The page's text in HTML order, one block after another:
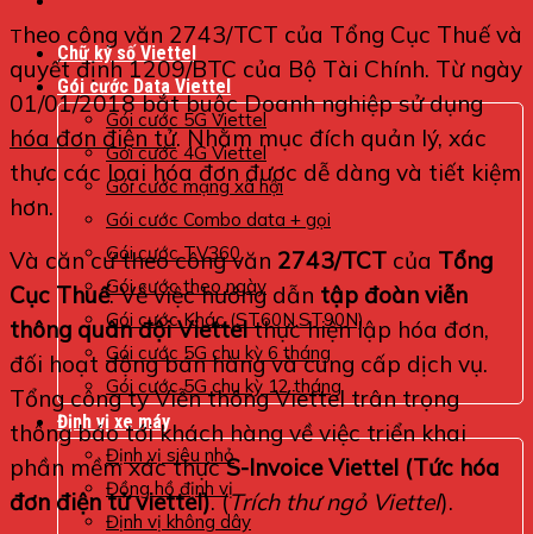
Chữ ký số Viettel
Gói cước Data Viettel
Gói cước 5G Viettel
Gói cước 4G Viettel
Gói cước mạng xã hội
Gói cước Combo data + gọi
Gói cước TV360
Gói cước theo ngày
Gói cước Khác (ST60N,ST90N)
Gói cước 5G chu kỳ 6 tháng
Gói cước 5G chu kỳ 12 tháng
Định vị xe máy
Định vị siêu nhỏ
Đồng hồ định vị
Định vị không dây
Theo công văn 2743/TCT của Tổng Cục Thuế và
quyết định 1209/BTC của Bộ Tài Chính. Từ ngày
01/01/2018 bắt buộc Doanh nghiệp sử dụng
hóa đơn điện tử. Nhằm mục đích quản lý, xác
thực các loại hóa đơn được dễ dàng và tiết kiệm
hơn.
Và căn cứ theo công văn 2743/TCT của Tổng
Cục Thuế. Về việc hướng dẫn tập đoàn viễn
thông quân đội Viettelthực hiệnlập hóa đơn,
đối hoạt động bán hàng và cung cấp dịch vụ.
Tổng công ty Viễn thông Viettel trân trọng
thông báo tới khách hàng về việc triển khai
phần mềm xác thựcS-Invoice Viettel (Tức hóa
đơn điện tử viettel). (Trích thư ngỏ Viettel).